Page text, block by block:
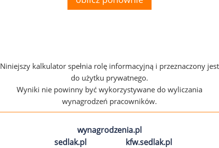
Niniejszy kalkulator spełnia rolę informacyjną i przeznaczony jest
do użytku prywatnego.
Wyniki nie powinny być wykorzystywane do wyliczania
wynagrodzeń pracowników.
wynagrodzenia.pl
sedlak.pl
kfw.sedlak.pl